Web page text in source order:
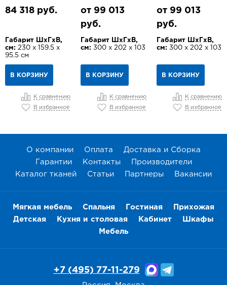
84 318 руб.
Габарит ШхГхВ,
см: 230 х 159.5 х
95.5 см
В КОРЗИНУ
К сравнению
В избранное
от 99 013
руб.
Габарит ШхГхВ,
см: 300 х 202 х 103
В КОРЗИНУ
К сравнению
В избранное
от 99 013
руб.
Габарит ШхГхВ,
см: 300 х 202 х 103
В КОРЗИНУ
К сравнению
В избранное
О компании Оплата
Доставка и Сборка
Гарантии
Контакты
Производители
Каталог тканей
Статьи Партнеры Вакансии
Мягкая мебель Спальня Гостиная
Прихожая
Детская
Кухня и столовая Кабинет
Шкафы
Мебель
+7 (495) 77-11-279